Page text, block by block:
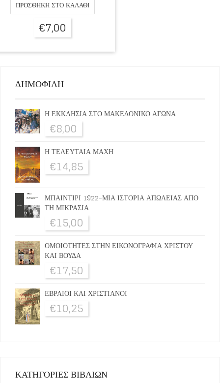
ΠΡΟΣΘΉΚΗ ΣΤΟ ΚΑΛΆΘΙ
€7,00
ΔΗΜΟΦΙΛΗ
Η ΕΚΚΛΗΣΙΑ ΣΤΟ ΜΑΚΕΔΟΝΙΚΟ ΑΓΩΝΑ
€8,00
Η ΤΕΛΕΥΤΑΙΑ ΜΑΧΗ
€14,85
ΜΠΑΙΝΤΙΡΙ 1922-ΜΙΑ ΙΣΤΟΡΙΑ ΑΠΩΛΕΙΑΣ ΑΠΟ
ΤΗ ΜΙΚΡΑΣΙΑ
€15,00
ΟΜΟΙΟΤΗΤΕΣ ΣΤΗΝ ΕΙΚΟΝΟΓΡΑΦΙΑ ΧΡΙΣΤΟΥ
ΚΑΙ ΒΟΥΔΑ
€17,50
ΕΒΡΑΙΟΙ ΚΑΙ ΧΡΙΣΤΙΑΝΟΙ
€10,25
ΚΑΤΗΓΟΡΙΕΣ ΒΙΒΛΙΩΝ